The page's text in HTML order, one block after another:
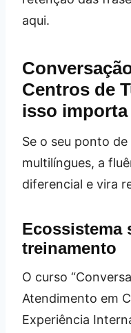
aqui.
Centros de
isso
Se o seu ponto
multilíngues, a
diferencial e vira
Ecossistema
treinamento
O curso
Atendimento em
Experiência